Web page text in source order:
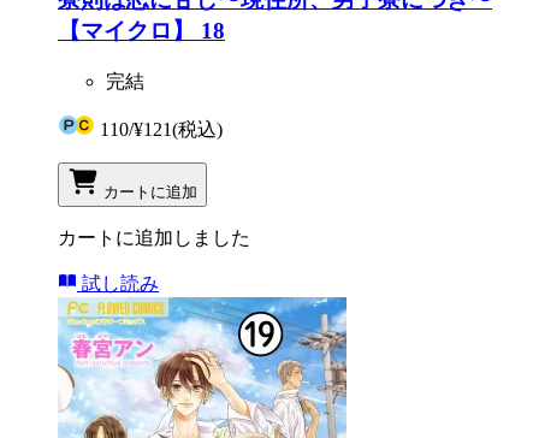
【マイクロ】 18
完結
110/¥121(税込)
カートに追加
カートに追加しました
試し読み